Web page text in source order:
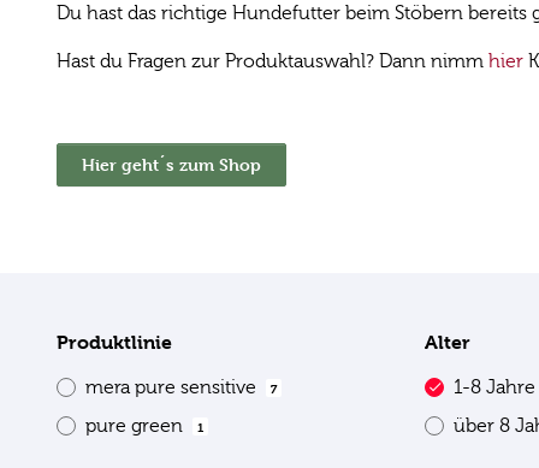
Du hast das richtige Hundefutter beim Stöbern
Hast du Fragen zur Produktauswahl? Dann nimm hier
Hier geht´s zum Shop
Produktlinie
mera pure sensitive 7
pure green 1
Alter
1-8 Jahre
über 8